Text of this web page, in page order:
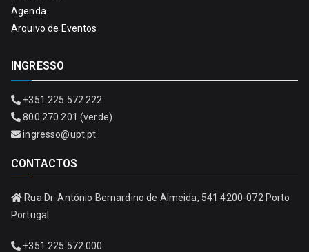
Agenda
Arquivo de Eventos
INGRESSO
+351 225 572 222
800 270 201 (verde)
ingresso@upt.pt
CONTACTOS
Rua Dr. António Bernardino de Almeida, 541 4200-072 Porto
Portugal
+351 225 572 000